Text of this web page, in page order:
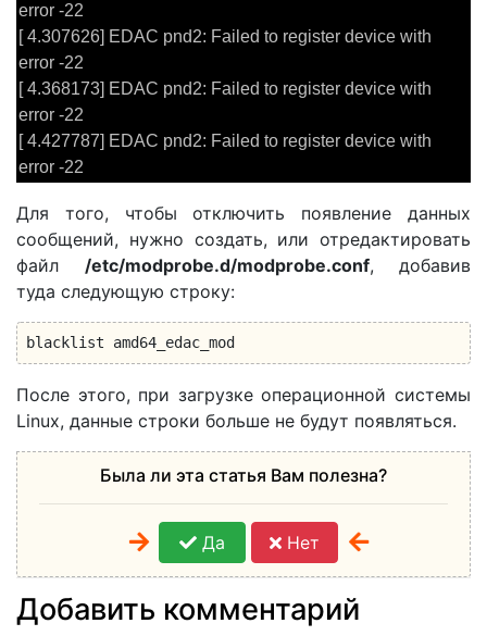
error -22
[ 4.307626] EDAC pnd2: Failed to register device with
error -22
[ 4.368173] EDAC pnd2: Failed to register device with
error -22
[ 4.427787] EDAC pnd2: Failed to register device with
error -22
Для того, чтобы отключить появление данных
сообщений, нужно создать, или отредактировать
файл /etc/modprobe.d/modprobe.conf, добавив
туда следующую строку:
blacklist amd64_edac_mod
После этого, при загрузке операционной системы
Linux, данные строки больше не будут появляться.
Была ли эта статья Вам полезна?
Да Нет
Добавить комментарий